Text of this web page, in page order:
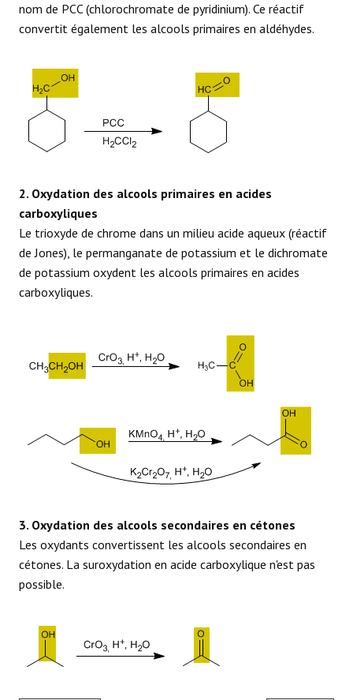
nom de PCC (chlorochromate de pyridinium). Ce réactif
convertit également les alcools primaires en aldéhydes.
2. Oxydation des alcools primaires en acides
carboxyliques
Le trioxyde de chrome dans un milieu acide aqueux (réactif
de Jones), le permanganate de potassium et le dichromate
de potassium oxydent les alcools primaires en acides
carboxyliques.
3. Oxydation des alcools secondaires en cétones
Les oxydants convertissent les alcools secondaires en
cétones. La suroxydation en acide carboxylique n'est pas
possible.